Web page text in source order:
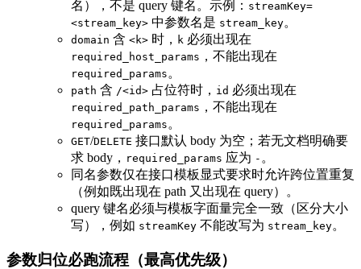
名），不是 query 键名。示例： streamKey=
<stream_key> 中参数名是 stream_key。
domain 含 <k> 时， k 必须出现在
required_host_params ，不能出现在
required_params 。
path 含 /<id> 占位符时， id 必须出现在
required_path_params ，不能出现在
required_params 。
GET/DELETE 接口默认 body 为空；若无文档明确要
求 body， required_params 应为 - 。
同名参数仅在接口模板显式要求时允许跨位置重复
（例如既出现在 path 又出现在 query）。
query 键名必须与模板字面量完全一致（区分大小
写），例如 streamKey 不能改写为 stream_key。
参数归位必跑流程（最高优先级）